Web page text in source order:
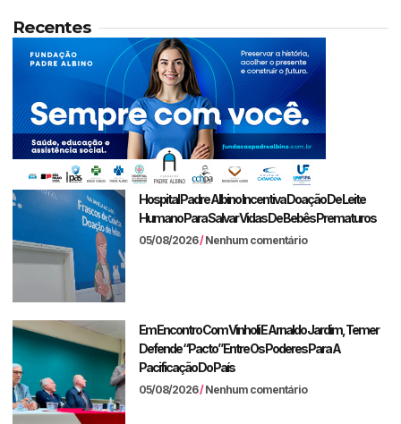
Recentes
Hospital Padre Albino Incentiva Doação De Leite
Humano Para Salvar Vidas De Bebês Prematuros
05/08/2026 Nenhum comentário
Em Encontro Com Vinholi E Arnaldo Jardim, Temer
Defende “pacto” Entre Os Poderes Para A
Pacificação Do País
05/08/2026 Nenhum comentário